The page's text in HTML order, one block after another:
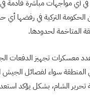
أي مواجهات مباشرة قادمة
التركية في رفضها أي
المتاخمة لحدودها.
معسكرات تجهيز الدفعات
المنطقة سواء لفصائل الجيش
تحرير الشام، بشكل يؤكد